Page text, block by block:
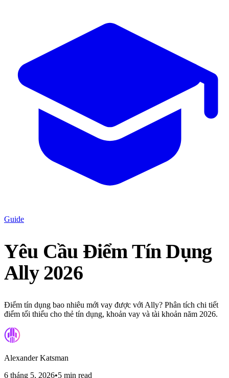
Guide
Yêu Cầu Điểm Tín Dụng
Ally 2026
Điểm tín dụng bao nhiêu mới vay được với Ally? Phân tích chi tiết
điểm tối thiểu cho thẻ tín dụng, khoản vay và tài khoản năm 2026.
Alexander Katsman
6 tháng 5, 2026•5 min read